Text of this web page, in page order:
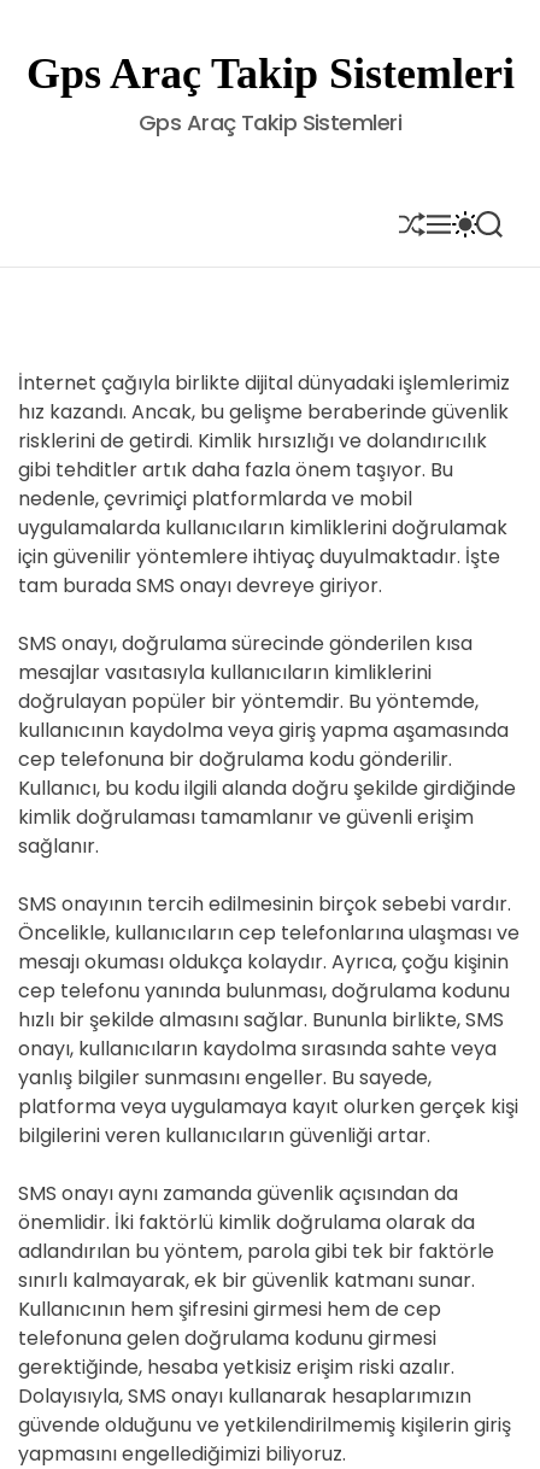
t
Gps Araç Takip Sistemleri
Gps Araç Takip Sistemleri
S
H
U
M
E
N
S
W
I
O
L
O
R
O
E
S
E
A
İnternet çağıyla birlikte dijital dünyadaki işlemlerimiz
hız kazandı. Ancak, bu gelişme beraberinde güvenlik
risklerini de getirdi. Kimlik hırsızlığı ve dolandırıcılık
gibi tehditler artık daha fazla önem taşıyor. Bu
nedenle, çevrimiçi platformlarda ve mobil
uygulamalarda kullanıcıların kimliklerini doğrulamak
için güvenilir yöntemlere ihtiyaç duyulmaktadır. İşte
tam burada SMS onayı devreye giriyor.
SMS onayı, doğrulama sürecinde gönderilen kısa
mesajlar vasıtasıyla kullanıcıların kimliklerini
doğrulayan popüler bir yöntemdir. Bu yöntemde,
kullanıcının kaydolma veya giriş yapma aşamasında
cep telefonuna bir doğrulama kodu gönderilir.
Kullanıcı, bu kodu ilgili alanda doğru şekilde girdiğinde
kimlik doğrulaması tamamlanır ve güvenli erişim
sağlanır.
SMS onayının tercih edilmesinin birçok sebebi vardır.
Öncelikle, kullanıcıların cep telefonlarına ulaşması ve
mesajı okuması oldukça kolaydır. Ayrıca, çoğu kişinin
cep telefonu yanında bulunması, doğrulama kodunu
hızlı bir şekilde almasını sağlar. Bununla birlikte, SMS
onayı, kullanıcıların kaydolma sırasında sahte veya
yanlış bilgiler sunmasını engeller. Bu sayede,
platforma veya uygulamaya kayıt olurken gerçek kişi
bilgilerini veren kullanıcıların güvenliği artar.
SMS onayı aynı zamanda güvenlik açısından da
önemlidir. İki faktörlü kimlik doğrulama olarak da
adlandırılan bu yöntem, parola gibi tek bir faktörle
sınırlı kalmayarak, ek bir güvenlik katmanı sunar.
Kullanıcının hem şifresini girmesi hem de cep
telefonuna gelen doğrulama kodunu girmesi
gerektiğinde, hesaba yetkisiz erişim riski azalır.
Dolayısıyla, SMS onayı kullanarak hesaplarımızın
güvende olduğunu ve yetkilendirilmemiş kişilerin giriş
yapmasını engellediğimizi biliyoruz.